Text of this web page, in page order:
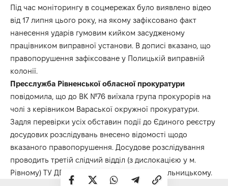
Під час моніторингу в соцмережах було виявлено відео
від 17 липня цього року, на якому зафіксовано факт
нанесення ударів гумовим кийком засудженому
працівником виправної установи. В дописі вказано, що
правопорушення зафіксоване у Полицькій виправній
колонії.
Пресслужба Рівненської обласної прокуратури
повідомила, що до ВК №76 виїхала група прокурорів на
чолі з керівником Вараської окружної прокуратури.
Задля перевірки усіх обставин події до Єдиного реєстру
досудових розслідувань внесено відомості щодо
вказаного правопорушення. Досудове розслідування
проводить третій слідчий відділ (з дислокацією у м.
Рівному) ТУ ДБР, розташованого у місті Хмельницькому.